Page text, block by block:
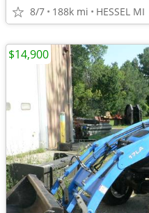
8/7 188k mi HESSEL MI
$14,900